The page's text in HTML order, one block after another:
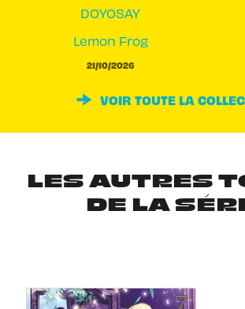
DOYOSAY
Lemon Frog
21/10/2026
VOIR TOUTE LA
LES AUTRES
DE LA